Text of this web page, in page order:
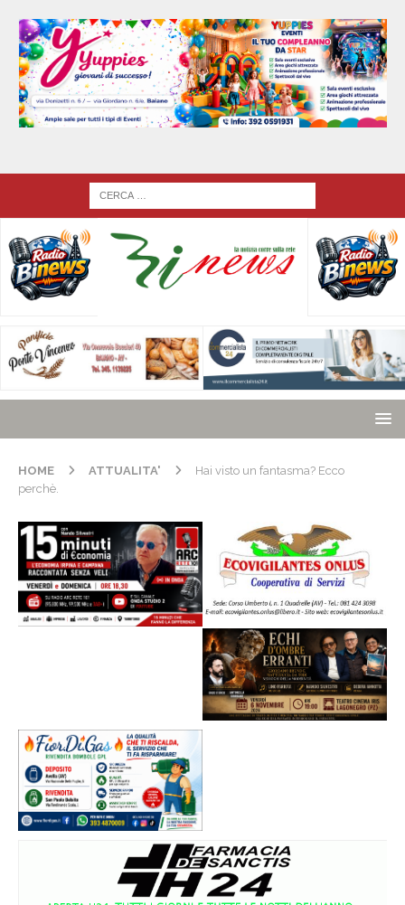
HOME ATTUALITA'
Hai visto un fantasma? Ecco
perchè.